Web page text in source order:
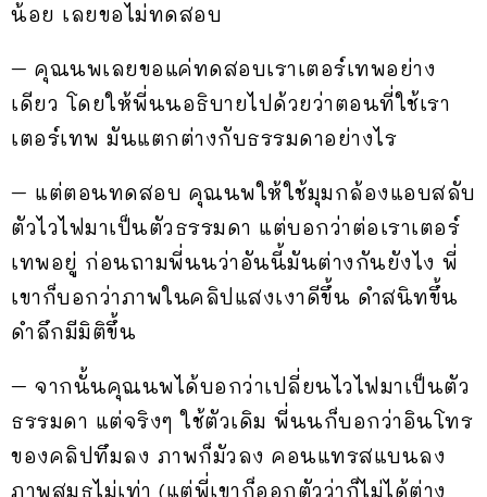
น้อย เลยขอไม่ทดสอบ
– คุณนพเลยขอแค่ทดสอบเราเตอร์เทพอย่าง
เดียว โดยให้พี่นนอธิบายไปด้วยว่าตอนที่ใช้เรา
เตอร์เทพ มันแตกต่างกับธรรมดาอย่างไร
– แต่ตอนทดสอบ คุณนพให้ใช้มุมกล้องแอบสลับ
ตัวไวไฟมาเป็นตัวธรรมดา แต่บอกว่าต่อเราเตอร์
เทพอยู่ ก่อนถามพี่นนว่าอันนี้มันต่างกันยังไง พี่
เขาก็บอกว่าภาพในคลิปแสงเงาดีขึ้น ดำสนิทขึ้น
ดำลึกมีมิติขึ้น
– จากนั้นคุณนพได้บอกว่าเปลี่ยนไวไฟมาเป็นตัว
ธรรมดา แต่จริงๆ ใช้ตัวเดิม พี่นนก็บอกว่าอินโทร
ของคลิปทึมลง ภาพก็มัวลง คอนแทรสแบนลง
ภาพสมูธไม่เท่า (แต่พี่เขาก็ออกตัวว่าก็ไม่ได้ต่าง